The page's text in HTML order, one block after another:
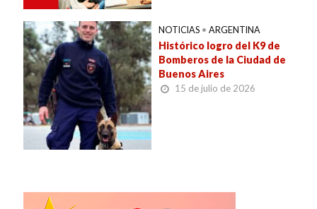
NOTICIAS • ARGENTINA
Histórico logro del K9 de
Bomberos de la Ciudad de
Buenos Aires
15 de julio de 2026